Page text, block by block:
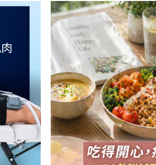
醫療團隊
熱門療程
聯絡我們
影音專區
CONTACT US